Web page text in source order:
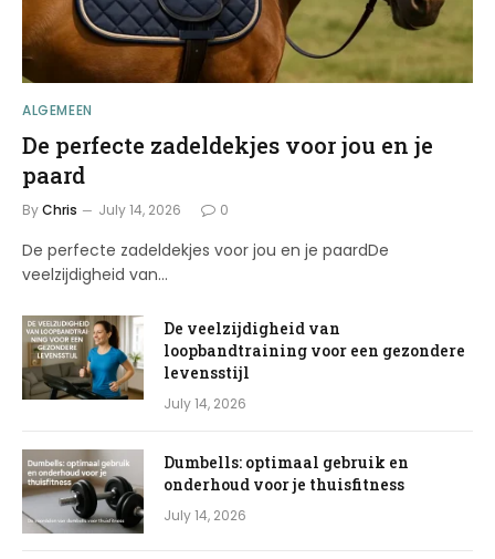
ALGEMEEN
De perfecte zadeldekjes voor jou en je
paard
ByChris July 14, 2026 0
De perfecte zadeldekjes voor jou en je paardDe
veelzijdigheid van…
De veelzijdigheid van
loopbandtraining voor een gezondere
levensstijl
July 14, 2026
Dumbells: optimaal gebruik en
onderhoud voor je thuisfitness
July 14, 2026